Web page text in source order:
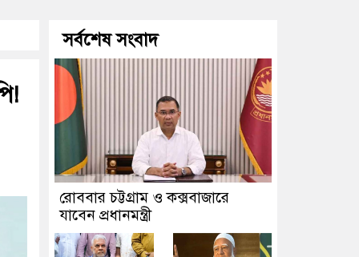
সর্বশেষ সংবাদ
রোববার চট্টগ্রাম ও কক্সবাজারে
যাবেন প্রধানমন্ত্রী